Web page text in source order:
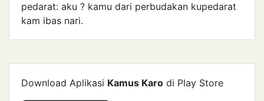
pedarat: aku ? kamu dari perbudakan kupedarat
kam ibas nari.
Download Aplikasi Kamus Karo di Play Store